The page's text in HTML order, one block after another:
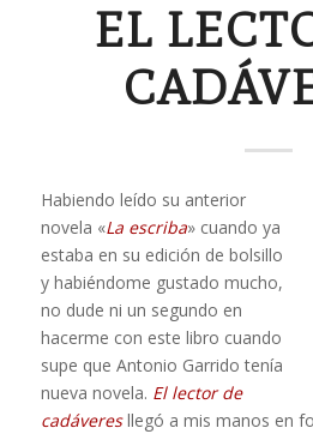
EL
Habiendo leído su anterior
novela «La escriba» cuando ya
estaba en su edición de bolsillo
y habiéndome gustado mucho,
no dude ni un segundo en
hacerme con este libro cuando
supe que Antonio Garrido tenía
nueva novela. El lector de
cadáveresllegó a mis manos en